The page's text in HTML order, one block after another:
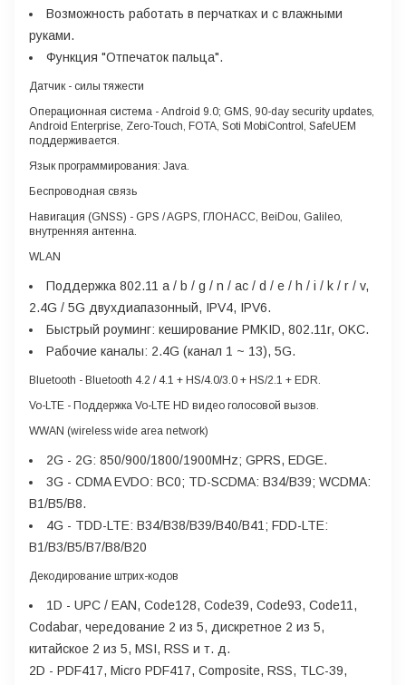
Возможность работать в перчатках и с влажными
руками.
Функция "Отпечаток пальца".
Датчик- силы тяжести
Операционная система - Android 9.0; GMS, 90-day security updates,
Android Enterprise, Zero-Touch, FOTA, Soti MobiControl, SafeUEM
поддерживается.
Язык программирования: Java.
Беспроводная связь
Навигация (GNSS) - GPS / AGPS, ГЛОНАСС, BeiDou, Galileo,
внутренняя антенна.
WLAN
Поддержка 802.11 a / b / g / n / ac / d / e / h / i / k / r / v,
2.4G / 5G двухдиапазонный, IPV4, IPV6.
Быстрый роуминг: кеширование PMKID, 802.11r, OKC.
Рабочие каналы: 2.4G (канал 1 ~ 13), 5G.
Bluetooth - Bluetooth 4.2 / 4.1 + HS/4.0/3.0 + HS/2.1 + EDR.
Vo-LTE - Поддержка Vo-LTE HD видео голосовой вызов.
WWAN (wireless wide area network)
2G - 2G: 850/900/1800/1900MHz; GPRS, EDGE.
3G - CDMA EVDO: BC0; TD-SCDMA: B34/B39; WCDMA:
B1/B5/B8.
4G - TDD-LTE: B34/B38/B39/B40/B41; FDD-LTE:
B1/B3/B5/B7/B8/B20
Декодирование штрих-кодов
1D - UPC / EAN, Code128, Code39, Code93, Code11,
Codabar, чередование 2 из 5, дискретное 2 из 5,
китайское 2 из 5, MSI, RSS и т. д.
2D - PDF417, Micro PDF417, Composite, RSS, TLC-39,